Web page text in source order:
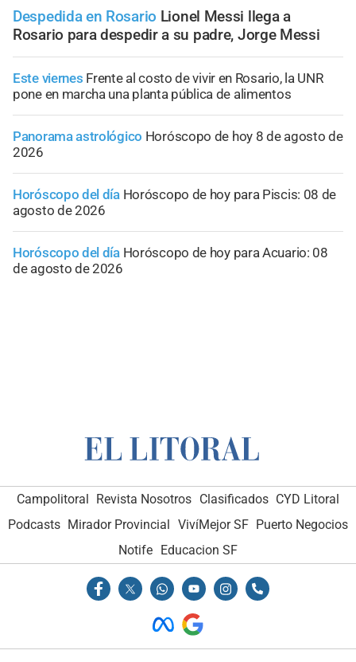
Despedida en Rosario Lionel Messi llega a
Rosario para despedir a su padre, Jorge Messi
Este viernes Frente al costo de vivir en Rosario, la UNR
pone en marcha una planta pública de alimentos
Panorama astrológico Horóscopo de hoy 8 de agosto de
2026
Horóscopo del día Horóscopo de hoy para Piscis: 08 de
agosto de 2026
Horóscopo del día Horóscopo de hoy para Acuario: 08
de agosto de 2026
Campolitoral Revista Nosotros Clasificados CYD Litoral
Podcasts Mirador Provincial VivíMejor SF Puerto Negocios
Notife Educacion SF